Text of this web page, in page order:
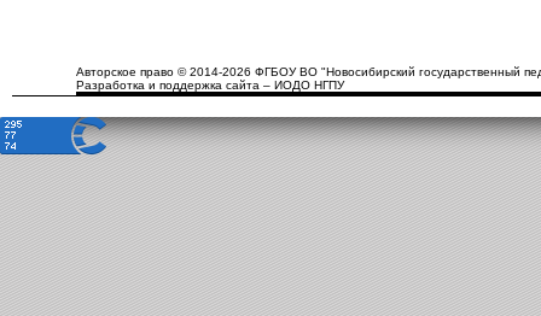
Авторское право © 2014-2026 ФГБОУ ВО "Новосибирский государственный
Разработка и поддержка сайта – ИОДО НГПУ